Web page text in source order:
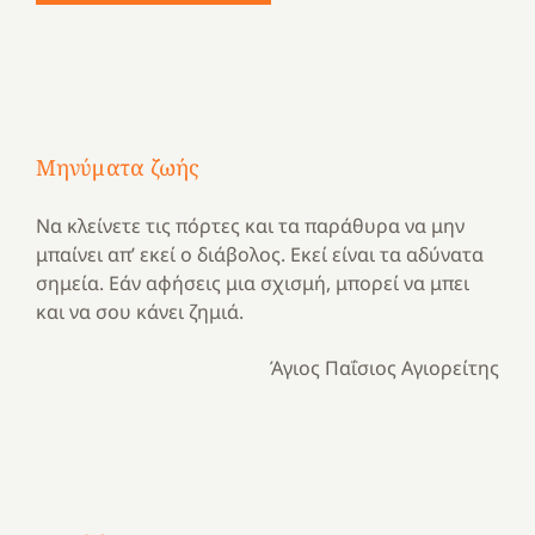
Μηνύματα ζωής
Να κλείνετε τις πόρτες και τα παράθυρα να μην
μπαίνει απ’ εκεί ο διάβολος. Εκεί είναι τα αδύνατα
σημεία. Εάν αφήσεις μια σχισμή, μπορεί να μπει
και να σου κάνει ζημιά.
Άγιος Παΐσιος Αγιορείτης